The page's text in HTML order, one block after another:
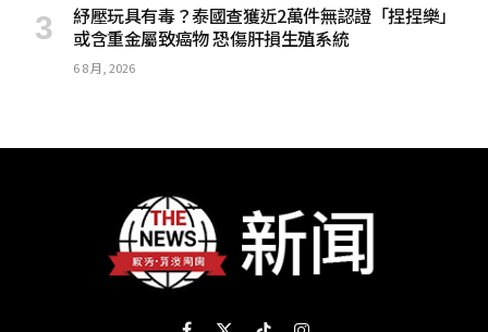
紓壓玩具有毒？泰國查獲近2萬件無認證「捏捏樂」
或含重金屬致癌物 恐傷肝損生殖系統
6 8 月, 2026